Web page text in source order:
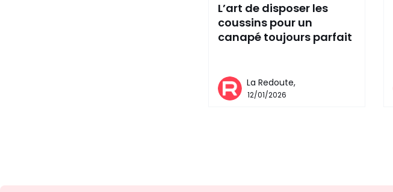
L’art de disposer les
coussins pour un
canapé toujours parfait
La Redoute,
12/01/2026